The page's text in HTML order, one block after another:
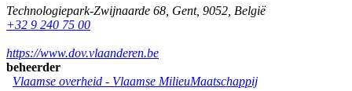
Technologiepark-Zwijnaarde 68 Gent, 9052 België
+32 9 240 75 00
https://www.dov.vlaanderen.be
beheerder
Vlaamse overheid - Vlaamse MilieuMaatschappij